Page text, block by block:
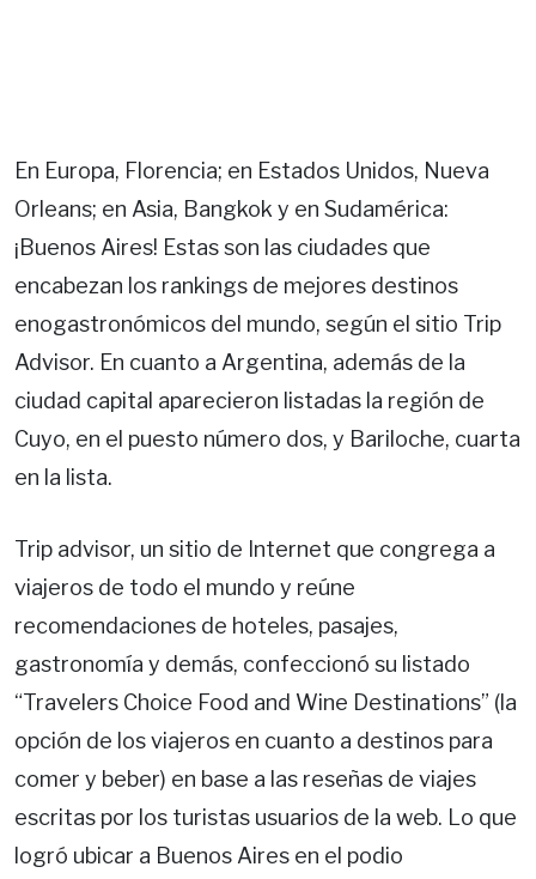
En Europa, Florencia; en Estados Unidos, Nueva
Orleans; en Asia, Bangkok y en Sudamérica:
¡Buenos Aires! Estas son las ciudades que
encabezan los rankings de mejores destinos
enogastronómicos del mundo, según el sitio Trip
Advisor. En cuanto a Argentina, además de la
ciudad capital aparecieron listadas la región de
Cuyo, en el puesto número dos, y Bariloche, cuarta
en la lista.
Trip advisor, un sitio de Internet que congrega a
viajeros de todo el mundo y reúne
recomendaciones de hoteles, pasajes,
gastronomía y demás, confeccionó su listado
“Travelers Choice Food and Wine Destinations” (la
opción de los viajeros en cuanto a destinos para
comer y beber) en base a las reseñas de viajes
escritas por los turistas usuarios de la web. Lo que
logró ubicar a Buenos Aires en el podio